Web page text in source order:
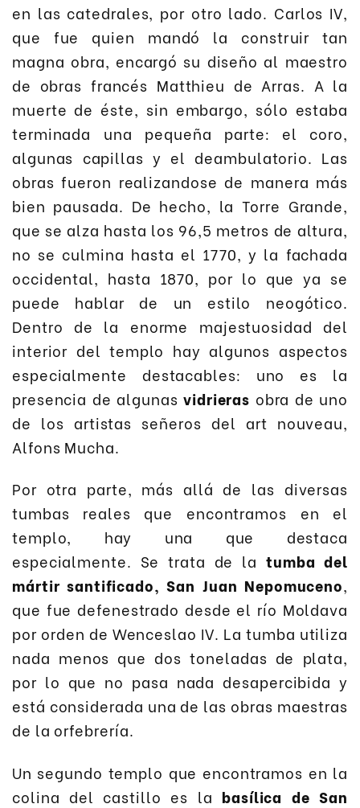
en las catedrales, por otro lado. Carlos IV,
que fue quien mandó la construir tan
magna obra, encargó su diseño al maestro
de obras francés Matthieu de Arras. A la
muerte de éste, sin embargo, sólo estaba
terminada una pequeña parte: el coro,
algunas capillas y el deambulatorio. Las
obras fueron realizandose de manera más
bien pausada. De hecho, la Torre Grande,
que se alza hasta los 96,5 metros de altura,
no se culmina hasta el 1770, y la fachada
occidental, hasta 1870, por lo que ya se
puede hablar de un estilo neogótico.
Dentro de la enorme majestuosidad del
interior del templo hay algunos aspectos
especialmente destacables: uno es la
presencia de algunas vidrieras obra de uno
de los artistas señeros del art nouveau,
Alfons Mucha.
Por otra parte, más allá de las diversas
tumbas reales que encontramos en el
templo, hay una que destaca
especialmente. Se trata de la tumba del
mártir santificado, San Juan Nepomuceno,
que fue defenestrado desde el río Moldava
por orden de Wenceslao IV. La tumba utiliza
nada menos que dos toneladas de plata,
por lo que no pasa nada desapercibida y
está considerada una de las obras maestras
de la orfebrería.
Un segundo templo que encontramos en la
colina del castillo es la basílica de San